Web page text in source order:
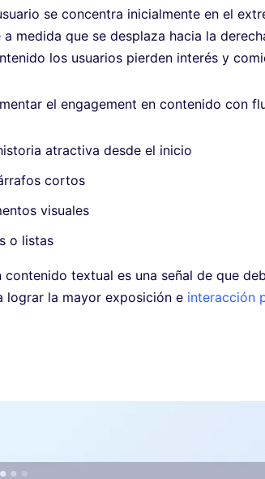
se concentra inicialmente en el
medida que se desplaza hacia la
los usuarios pierden interés y
el engagement en contenido con
atractiva desde el inicio
cortos
visuales
o listas
contenido textual es una señal de que
lograr la mayor exposición e interacción